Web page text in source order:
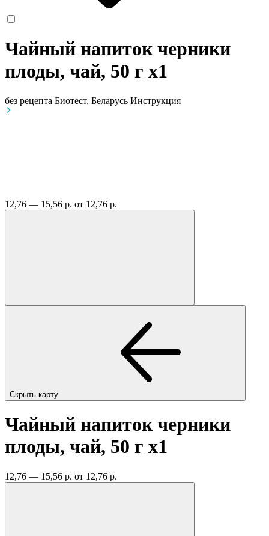
Чайный напиток черники
плоды, чай, 50 г x1
без рецепта Биотест, Беларусь Инструкция
12,76 — 15,56 р. от 12,76 р.
Скрыть карту
Чайный напиток черники
плоды, чай, 50 г x1
12,76 — 15,56 р. от 12,76 р.